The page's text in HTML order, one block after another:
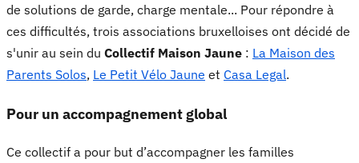
de solutions de garde, charge mentale... Pour répondre à
ces difficultés, trois associations bruxelloises ont décidé de
s'unir au sein du Collectif Maison Jaune : La Maison des
Parents Solos, Le Petit Vélo Jaune et Casa Legal.
Pour un accompagnement global
Ce collectif a pour but d’accompagner les familles